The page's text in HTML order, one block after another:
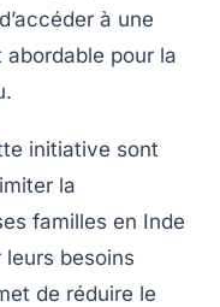
à une
pour la
initiative sont
la
familles en Inde
besoins
de réduire le